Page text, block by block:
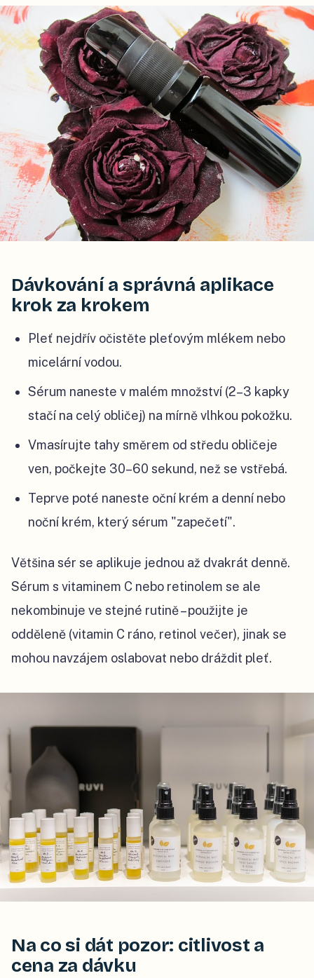
Dávkování a správná aplikace
krok za krokem
Pleť nejdřív očistěte pleťovým mlékem nebo
micelární vodou.
Sérum naneste v malém množství (2–3 kapky
stačí na celý obličej) na mírně vlhkou pokožku.
Vmasírujte tahy směrem od středu obličeje
ven, počkejte 30–60 sekund, než se vstřebá.
Teprve poté naneste oční krém a denní nebo
noční krém, který sérum "zapečetí".
Většina sér se aplikuje jednou až dvakrát denně.
Sérum s vitaminem C nebo retinolem se ale
nekombinuje ve stejné rutině – použijte je
odděleně (vitamin C ráno, retinol večer), jinak se
mohou navzájem oslabovat nebo dráždit pleť.
Na co si dát pozor: citlivost a
cena za dávku